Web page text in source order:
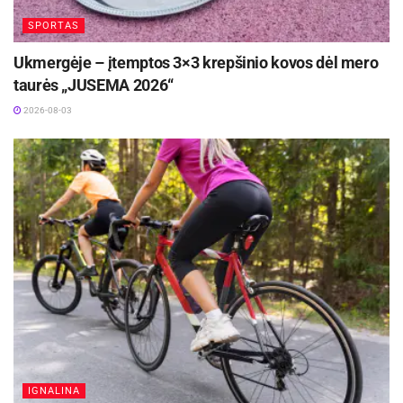
Žymos: Jonava Hipocredit Krepšinis LKL
SPORTAS
Ukmergėje – įtemptos 3×3 krepšinio kovos dėl mero
taurės „JUSEMA 2026“
2026-08-03
IGNALINA